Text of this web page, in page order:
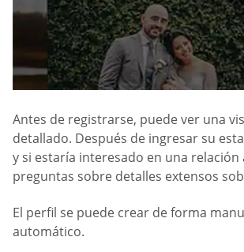
Antes de registrarse, puede ver una
detallado. Después de ingresar su
y si estaría interesado en una
preguntas sobre detalles extensos
El perfil se puede crear de forma
automático.